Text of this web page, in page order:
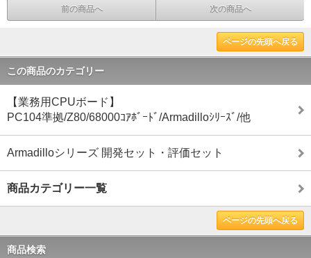
前の商品へ 次の商品へ
ページの先頭へ戻る
この商品のカテゴリー
【業務用CPUボード】
PC104準拠/Z80/68000ｺｱﾎﾞｰﾄﾞ/Armadilloｼﾘｰｽﾞ/他
Armadilloシリーズ 開発セット・評価セット
商品カテゴリー一覧
ページの先頭へ戻る
商品検索